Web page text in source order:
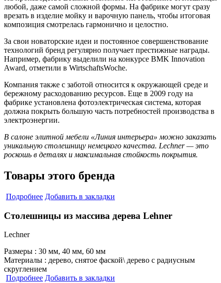
любой, даже самой сложной формы. На фабрике могут сразу
врезать в изделие мойку и варочную панель, чтобы итоговая
композиция смотрелась гармонично и целостно.
За свои новаторские идеи и постоянное совершенствование
технологий бренд регулярно получает престижные награды.
Например, фабрику выделили на конкурсе BMK Innovation
Award, отметили в WirtschaftsWoche.
Компания также с заботой относится к окружающей среде и
бережному расходованию ресурсов. Еще в 2009 году на
фабрике установлена фотоэлектрическая система, которая
должна покрыть большую часть потребностей производства в
электроэнергии.
В салоне элитной мебели «Линия интерьера» можно заказать
уникальную столешницу немецкого качества. Lechner — это
роскошь в деталях и максимальная стойкость покрытия.
Товары этого бренда
Подробнее Добавить в закладки
Столешницы из массива дерева Lehner
Lechner
Размеры : 30 мм, 40 мм, 60 мм
Материалы : дерево, снятое фаской\ дерево с радиусным
скруглением
Подробнее Добавить в закладки